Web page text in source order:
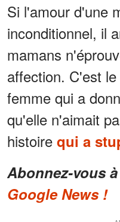
Si l'amour d'une
inconditionnel, il
mamans
affection. C'est
femme qui a
qu'elle n'aimait
histoire qui a
Abonnez-vous
Google News !